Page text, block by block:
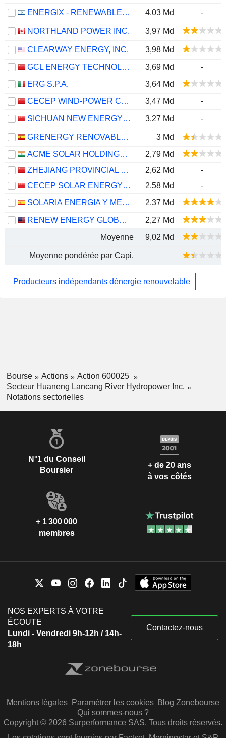
ENERGIX - RENEWABLE ENERGIES LTD.
4,03 Md -
NORTHLAND POWER INC. 3,97 Md
CLEARWAY ENERGY, INC.
3,98 Md
GCL ENERGY TECHNOLOGY CO.,LTD.
3,69 Md
-
ERG S.P.A.
3,64 Md
CECEP WIND-POWER CORPORATION CO.,LTD.
3,47 Md
-
SICHUAN NEW ENERGY POWER COMPANY LIMITED
3,27 Md -
GRENERGY RENOVABLES, S.A.
3 Md
ACME SOLAR HOLDINGS LIMITED
2,79 Md
ZHEJIANG PROVINCIAL NEW ENERGY INVESTMENT GROUP CO., LTD.
2,62 Md
-
CECEP SOLAR ENERGY CO.,LTD.
2,58 Md
-
SOLARIA ENERGIA Y MEDIO AMBIENTE, S.A.
2,37 Md
RENEW ENERGY GLOBAL PLC
2,27 Md
Moyenne
9,02 Md
Moyenne pondérée par Capi.
Producteurs indépendants dénergie renouvelable
Bourse Actions
Action 600025
Secteur Huaneng Lancang River Hydropower Inc.
Notations sectorielles
N°1 du Conseil
Boursier
+ de 20 ans
à vos côtés
+ 1 300 000
membres
NOS EXPERTS À VOTRE
ÉCOUTE
Lundi - Vendredi 9h-12h / 14h-
18h
Contactez-nous
Mentions légales Paramétrer les cookies Blog Zonebourse
Qui sommes-nous ?
Copyright © 2026 Surperformance SAS. Tous droits réservés.